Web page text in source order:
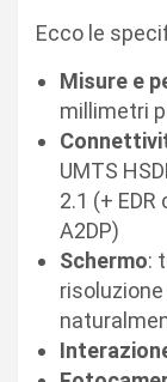
Ecco le
Misure e
millimetri
UMTS
2.1 (+
A2DP)
Schermo:
risoluzione